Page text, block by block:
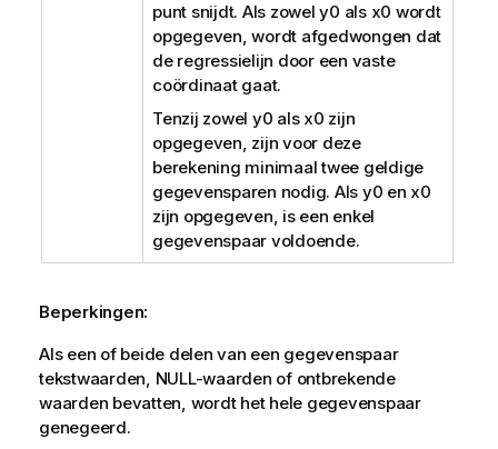
punt snijdt. Als zowely0 als x0 wordt
opgegeven, wordt afgedwongen dat
de regressielijn door een vaste
coördinaat gaat.
Tenzij zowel y0 als x0 zijn
opgegeven, zijn voor deze
berekening minimaal twee geldige
gegevensparen nodig. Als y0 en x0
zijn opgegeven, is een enkel
gegevenspaar voldoende.
Beperkingen:
Als een of beide delen van een gegevenspaar
tekstwaarden, NULL-waarden of ontbrekende
waarden bevatten, wordt het hele gegevenspaar
genegeerd.